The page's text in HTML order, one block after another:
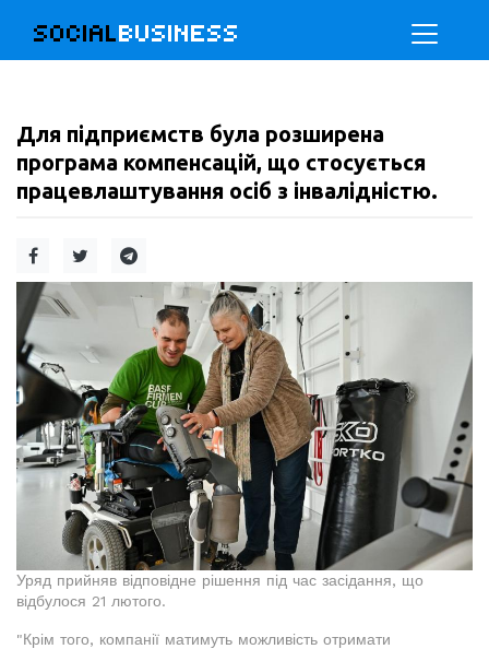
SOCIALBUSINESS
Для підприємств була розширена
програма компенсацій, що стосується
працевлаштування осіб з інвалідністю.
Уряд прийняв відповідне рішення під час засідання, що
відбулося 21 лютого.
"Крім того, компанії матимуть можливість отримати